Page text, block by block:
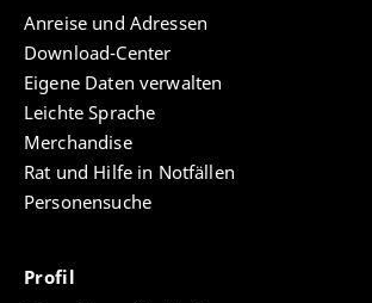
Anreise und Adressen
Download-Center
Eigene Daten verwalten
Leichte Sprache
Merchandise
Rat und Hilfe in Notfällen
Personensuche
Profil